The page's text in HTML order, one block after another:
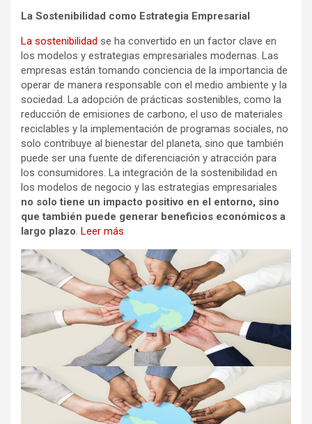
La Sostenibilidad como Estrategia Empresarial
La sostenibilidad se ha convertido en un factor clave en
los modelos y estrategias empresariales modernas. Las
empresas están tomando conciencia de la importancia de
operar de manera responsable con el medio ambiente y la
sociedad. La adopción de prácticas sostenibles, como la
reducción de emisiones de carbono, el uso de materiales
reciclables y la implementación de programas sociales, no
solo contribuye al bienestar del planeta, sino que también
puede ser una fuente de diferenciación y atracción para
los consumidores. La integración de la sostenibilidad en
los modelos de negocio y las estrategias empresariales
no solo tiene un impacto positivo en el entorno, sino
que también puede generar beneficios económicos a
largo plazo Leer más